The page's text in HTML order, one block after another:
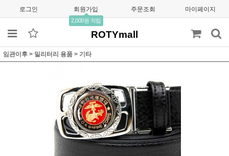
로그인 회원가입
2,000원 적립
주문조회 마이페이지
ROTYmall
임관이후 > 밀리터리 용품 > 기타